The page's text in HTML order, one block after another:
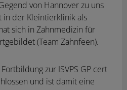
von Hannover zu uns
in der Kleintierklinik als
sich in Zahnmedizin für
(Team Zahnfeen).
zur ISVPS GP cert
und ist damit eine